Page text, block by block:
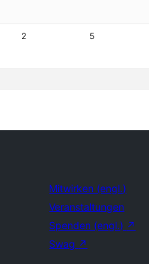
2 5
Mitwirken (engl.)
Veranstaltungen
Spenden (engl.) ↗
Swag ↗